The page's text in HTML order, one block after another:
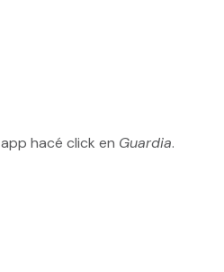
hacé click en Guardia.